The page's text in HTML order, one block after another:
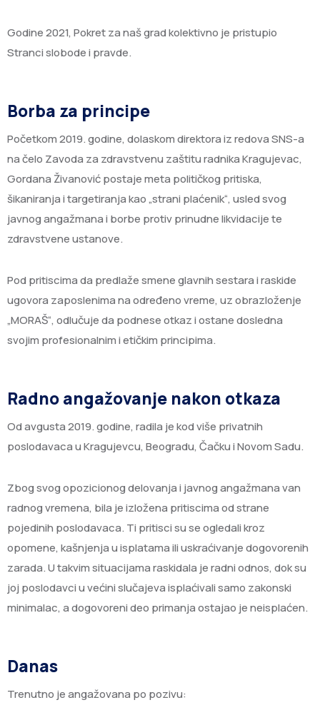
Godine 2021, Pokret za naš grad kolektivno je pristupio
Stranci slobode i pravde.
Borba za principe
Početkom 2019. godine, dolaskom direktora iz redova SNS-a
na čelo Zavoda za zdravstvenu zaštitu radnika Kragujevac,
Gordana Živanović postaje meta političkog pritiska,
šikaniranja i targetiranja kao „strani plaćenik“, usled svog
javnog angažmana i borbe protiv prinudne likvidacije te
zdravstvene ustanove.
Pod pritiscima da predlaže smene glavnih sestara i raskide
ugovora zaposlenima na određeno vreme, uz obrazloženje
„MORAŠ“, odlučuje da podnese otkaz i ostane dosledna
svojim profesionalnim i etičkim principima.
Radno angažovanje nakon otkaza
Od avgusta 2019. godine, radila je kod više privatnih
poslodavaca u Kragujevcu, Beogradu, Čačku i Novom Sadu.
Zbog svog opozicionog delovanja i javnog angažmana van
radnog vremena, bila je izložena pritiscima od strane
pojedinih poslodavaca. Ti pritisci su se ogledali kroz
opomene, kašnjenja u isplatama ili uskraćivanje dogovorenih
zarada. U takvim situacijama raskidala je radni odnos, dok su
joj poslodavci u većini slučajeva isplaćivali samo zakonski
minimalac, a dogovoreni deo primanja ostajao je neisplaćen.
Danas
Trenutno je angažovana po pozivu: